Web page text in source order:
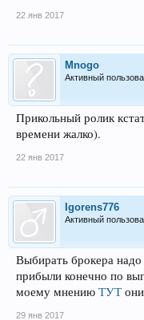
22 янв 2017
Mnogo
Активный
Прикольный ролик
времени жалко).
22 янв 2017
Igorens776
Активный
Выбирать брокера
прибыли конечно по
моему мнению ТУТ
29 янв 2017